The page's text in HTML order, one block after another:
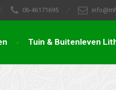
06-46171695
Tuin & Buitenleven